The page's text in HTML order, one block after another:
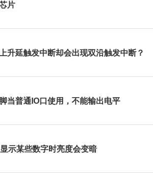
片
升延触发中断却会出现双沿触发中断？
当普通IO口使用，不能输出电平
示某些数字时亮度会变暗